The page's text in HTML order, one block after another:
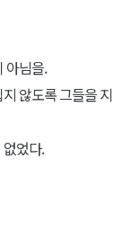
아님을.
않도록 그들을 지
었다.